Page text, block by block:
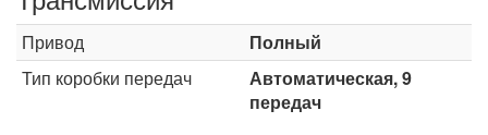
Привод
Полный
Тип коробки передач
Автоматическая, 9
передач